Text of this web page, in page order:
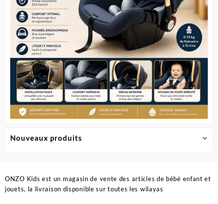
Nouveaux produits
ONZO Kids est un magasin de vente des articles de bébé enfant et
jouets, la livraison disponible sur toutes les wilayas